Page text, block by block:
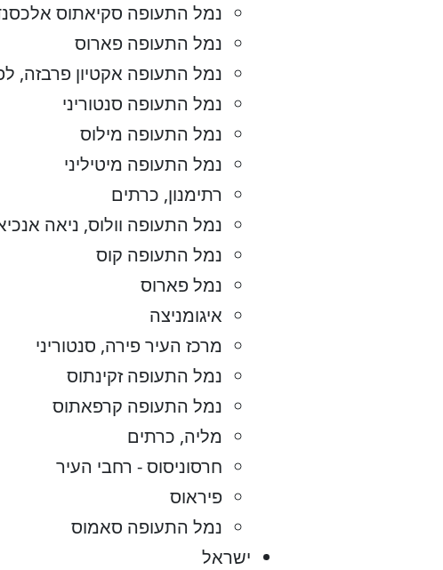
נמל התעופה סקיאתוס
נמל התעופה פארוס
נמל התעופה אקטיון פרבזה,
נמל התעופה סנטוריני
נמל התעופה מילוס
נמל התעופה מיטיליני
רתימנון, כרתים
נמל התעופה וולוס, ניאה
נמל התעופה קוס
נמל פארוס
איגומניצה
מרכז העיר פירה, סנטוריני
נמל התעופה זקינתוס
נמל התעופה קרפאתוס
מליה, כרתים
חרסוניסוס - רחבי העיר
פיראוס
נמל התעופה סאמוס
ישראל